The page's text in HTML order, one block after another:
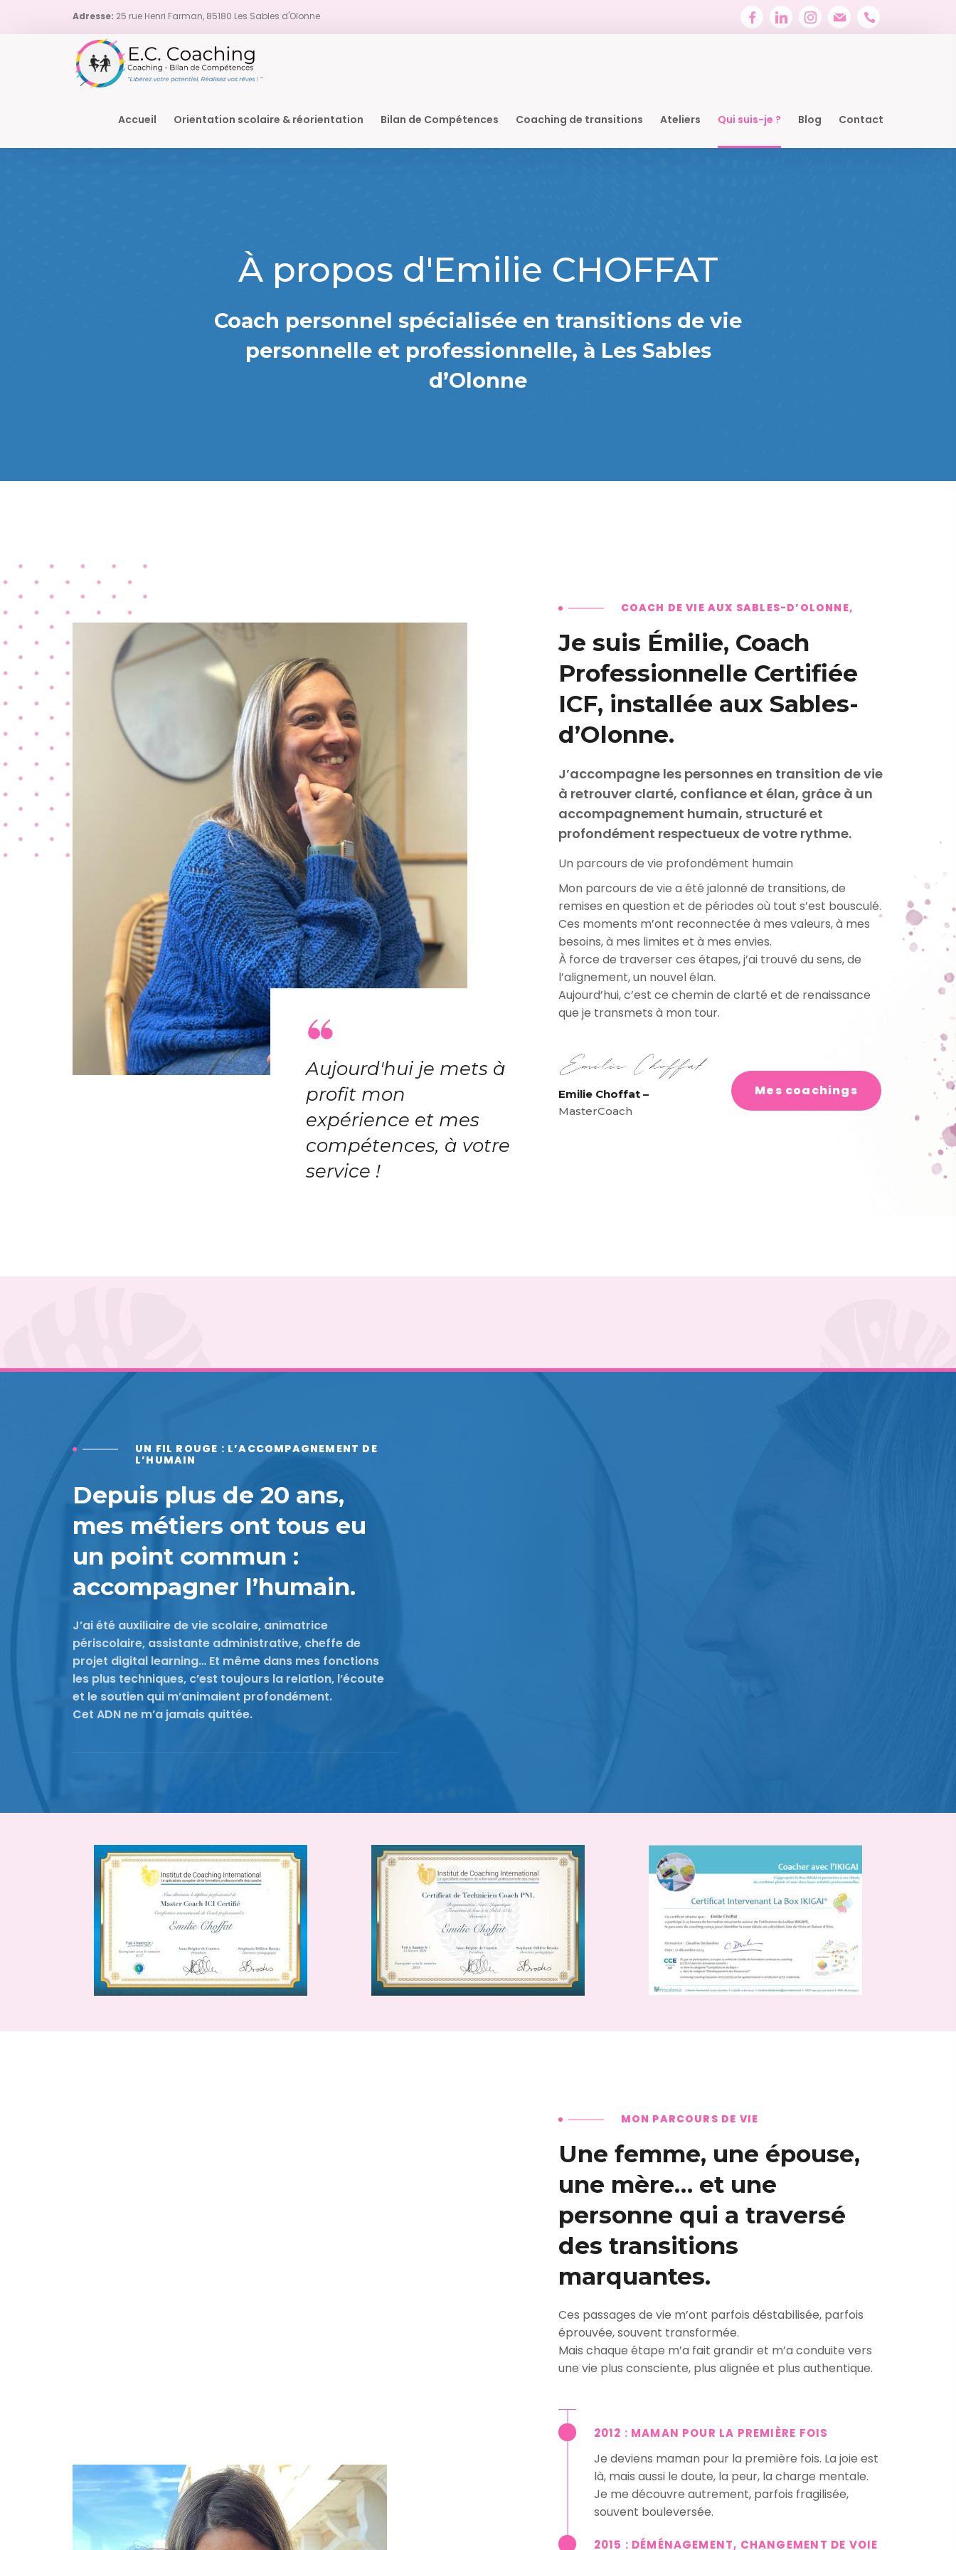
Adresse: 25 rue Henri Farman, 85180 Les Sables d'Olonne
Accueil Orientation scolaire & réorientation Bilan de Compétences Coaching de transitions Ateliers Qui suis-je ? Blog Contact
À propos d'Emilie CHOFFAT
Coach personnel spécialisée en transitions de vie
personnelle et professionnelle, à Les Sables
d’Olonne
COACH DE VIE AUX SABLES-D’OLONNE,
Je suis Émilie, Coach
Professionnelle Certifiée
ICF, installée aux Sables-
d’Olonne.
J’accompagne les personnes en transition de vie
à retrouver clarté, confiance et élan, grâce à un
accompagnement humain, structuré et
profondément respectueux de votre rythme.
Un parcours de vie profondément humain
Mon parcours de vie a été jalonné de transitions, de
remises en question et de périodes où tout s’est bousculé.
Ces moments m’ont reconnectée à mes valeurs, à mes
besoins, à mes limites et à mes envies.
À force de traverser ces étapes, j’ai trouvé du sens, de
l’alignement, un nouvel élan.
Aujourd’hui, c’est ce chemin de clarté et de renaissance
que je transmets à mon tour.
Emilie Choffat –
MasterCoach
Mes coachings
Aujourd'hui je mets à
profit mon
expérience et mes
compétences, à votre
service !
UN FIL ROUGE : L’ACCOMPAGNEMENT DE
L’HUMAIN
Depuis plus de 20 ans,
mes métiers ont tous eu
un point commun :
accompagner l’humain.
J’ai été auxiliaire de vie scolaire, animatrice
périscolaire, assistante administrative, cheffe de
projet digital learning… Et même dans mes fonctions
les plus techniques, c’est toujours la relation, l’écoute
et le soutien qui m’animaient profondément.
Cet ADN ne m’a jamais quittée.
MON PARCOURS DE VIE
Une femme, une épouse,
une mère… et une
personne qui a traversé
des transitions
marquantes.
Ces passages de vie m’ont parfois déstabilisée, parfois
éprouvée, souvent transformée.
Mais chaque étape m’a fait grandir et m’a conduite vers
une vie plus consciente, plus alignée et plus authentique.
2012 : MAMAN POUR LA PREMIÈRE FOIS
Je deviens maman pour la première fois. La joie est
là, mais aussi le doute, la peur, la charge mentale.
Je me découvre autrement, parfois fragilisée,
souvent bouleversée.
2015 : DÉMÉNAGEMENT, CHANGEMENT DE VOIE